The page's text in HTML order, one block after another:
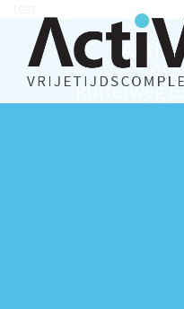
Activ
012
Rutterweg